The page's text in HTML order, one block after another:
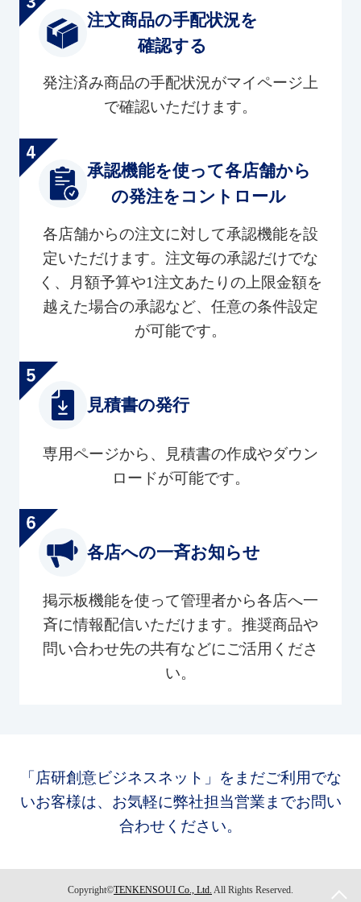
注文商品の手配状況を
確認する
発注済み商品の手配状況がマイページ上
で確認いただけます。
承認機能を使って各店舗から
の発注をコントロール
各店舗からの注文に対して承認機能を設
定いただけます。注文毎の承認だけでな
く、月額予算や1注文あたりの上限金額を
越えた場合の承認など、任意の条件設定
が可能です。
見積書の発行
専用ページから、見積書の作成やダウン
ロードが可能です。
各店への一斉お知らせ
掲示板機能を使って管理者から各店へ一
斉に情報配信いただけます。推奨商品や
問い合わせ先の共有などにご活用くださ
い。
「店研創意ビジネスネット」をまだご利用でな
いお客様は、お気軽に弊社担当営業までお問い
合わせください。
Copyright©TENKENSOUI Co., Ltd. All Rights Reserved.